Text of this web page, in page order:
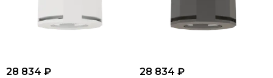
28 834 ₽ 28 834 ₽